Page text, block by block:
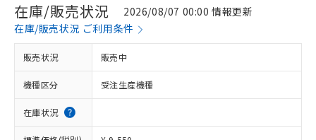
在庫/販売状況
2026/08/07 00:00 情報更新
在庫/販売状況 ご利用条件
販売状況 販売中
機種区分 受注生産機種
在庫状況